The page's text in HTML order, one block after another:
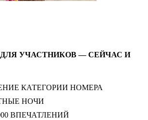
ДЛЯ УЧАСТНИКОВ — СЕЙЧАС И
КАТЕГОРИИ НОМЕРА
НОЧИ
ВПЕЧАТЛЕНИЙ